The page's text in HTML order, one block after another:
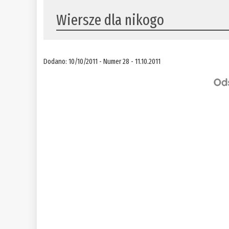
Wiersze dla nikogo
Dodano: 10/10/2011 - Numer 28 - 11.10.2011